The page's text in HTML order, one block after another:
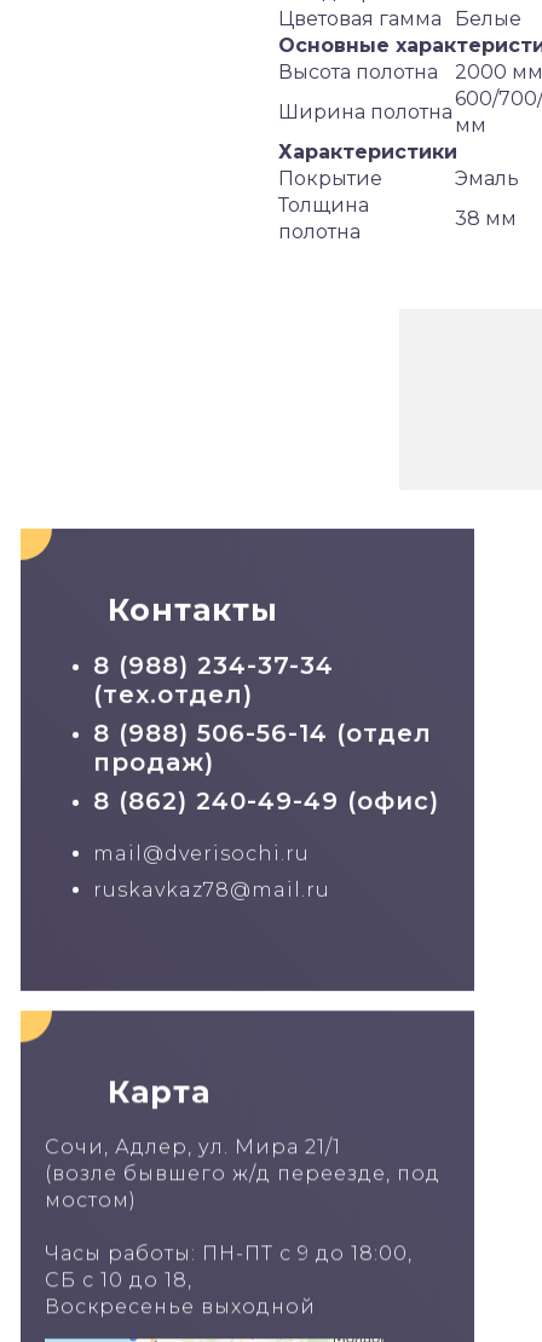
Цветовая гамма
Белые
Основные
Высота полотна
2000 мм
Ширина полотна
600/
мм
Характеристики
Покрытие
Эмаль
Толщина
полотна
38 мм
Контакты
8 (988) 234-37-34
(тех.отдел)
8 (988) 506-56-14 (отдел
продаж)
8 (862) 240-49-49 (офис)
mail@dverisochi.ru
ruskavkaz78@mail.ru
Карта
Сочи, Адлер, ул. Мира 21/1
(возле бывшего ж/д переезде, под
мостом)
Часы работы: ПН-ПТ с 9 до 18:00,
СБ с 10 до 18,
Воскресенье выходной